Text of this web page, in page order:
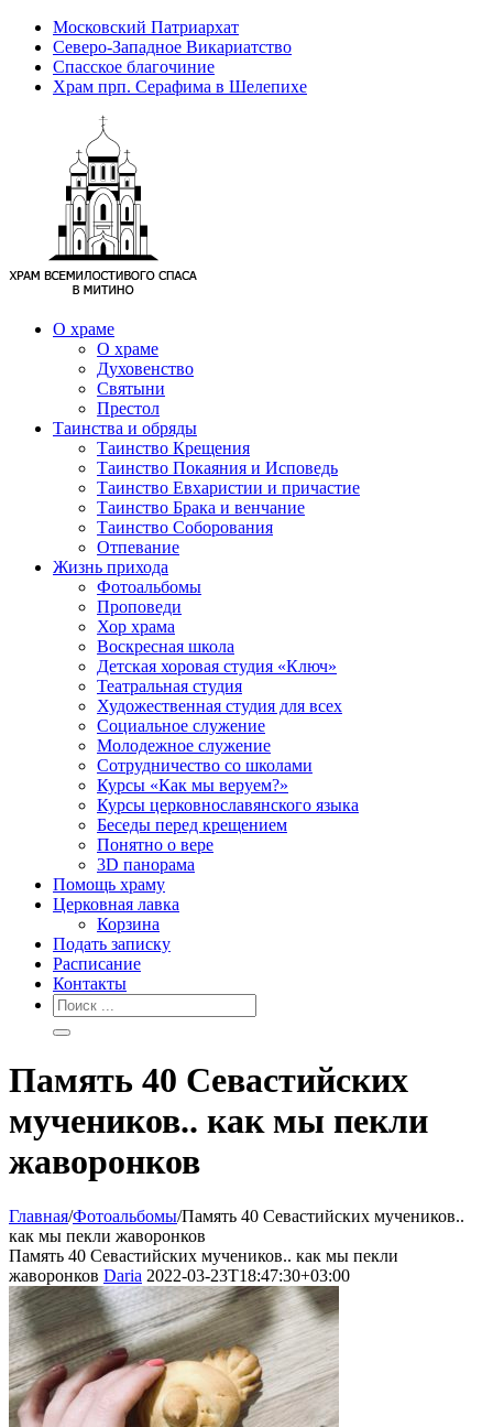
Московский Патриархат
Северо-Западное Викариатство
Спасское благочиние
Храм прп. Серафима в Шелепихе
О храме
О храме
Духовенство
Святыни
Престол
Таинства и обряды
Таинство Крещения
Таинство Покаяния и Исповедь
Таинство Евхаристии и причастие
Таинство Брака и венчание
Таинство Соборования
Отпевание
Жизнь прихода
Фотоальбомы
Проповеди
Хор храма
Воскресная школа
Детская хоровая студия «Ключ»
Театральная студия
Х​удожественная студия для всех
Социальное служение
Молодежное служение
Сотрудничество со школами
Курсы «Как мы веруем?»
Курсы церковнославянского языка
Беседы перед крещением
Понятно о вере
3D панорама
Помощь храму
Церковная лавка
Корзина
Подать записку
Расписание
Контакты
Память 40 Севастийских
мучеников.. как мы пекли
жаворонков
Главная/Фотоальбомы/Память 40 Севастийских мучеников..
как мы пекли жаворонков
Память 40 Севастийских мучеников.. как мы пекли
жаворонков Daria 2022-03-23T18:47:30+03:00